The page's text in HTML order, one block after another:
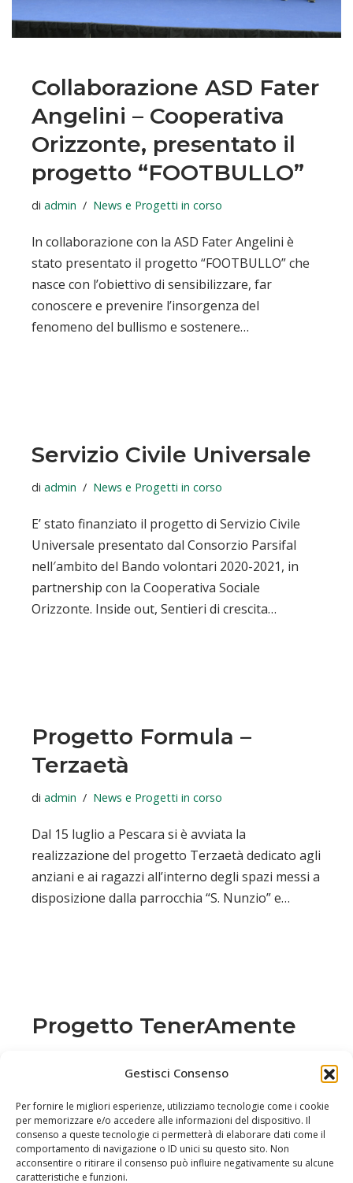
Gestisci Consenso
Per fornire le migliori esperienze, utilizziamo tecnologie come i cookie
per memorizzare e/o accedere alle informazioni del dispositivo. Il
consenso a queste tecnologie ci permetterà di elaborare dati come il
comportamento di navigazione o ID unici su questo sito. Non
acconsentire o ritirare il consenso può influire negativamente su alcune
caratteristiche e funzioni.
Collaborazione ASD Fater
Angelini – Cooperativa
Orizzonte, presentato il
progetto “FOOTBULLO”
di admin News e Progetti in corso
ln collaborazione con la ASD Fater Angelini è
stato presentato il progetto “FOOTBULLO” che
nasce con l’obiettivo di sensibilizzare, far
conoscere e prevenire l’insorgenza del
fenomeno del bullismo e sostenere…
Servizio Civile Universale
di admin News e Progetti in corso
E’ stato finanziato il progetto di Servizio Civile
Universale presentato dal Consorzio Parsifal
nell′ambito del Bando volontari 2020-2021, in
partnership con la Cooperativa Sociale
Orizzonte. Inside out, Sentieri di crescita…
Progetto Formula –
Terzaetà
di admin News e Progetti in corso
Dal 15 luglio a Pescara si è avviata la
realizzazione del progetto Terzaetà dedicato agli
anziani e ai ragazzi all’interno degli spazi messi a
disposizione dalla parrocchia “S. Nunzio” e…
Progetto TenerAmente
“Teneramente” in collaborazione con Cesvi e
finanziato dall’impresa sociale Conibambini.
TenerAmente potenzia i servizi socio-educativi a